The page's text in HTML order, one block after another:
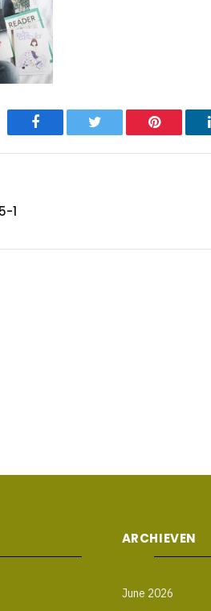
Facebook Twitter Pinterest
1
ARCHIEVEN
June 2026